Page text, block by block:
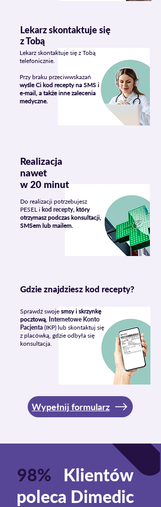
Lekarz skontaktuje się
z Tobą
Lekarz skontaktuje się z Tobą
telefonicznie.
Przy braku przeciwwskazań
wyśle Ci kod recepty na SMS i
e-mail, a także inne zalecenia
medyczne.
Do realizacji potrzebujesz
PESEL i kod recepty, który
otrzymasz podczas konsultacji,
SMSem lub mailem.
Realizacja
nawet
w 20 minut
Sprawdź swoje smsy i skrzynkę
pocztową, Internetowe Konto
Pacjenta (IKP) lub skontaktuj się
z placówką, gdzie odbyła się
konsultacja.
Gdzie znajdziesz kod recepty?
Wypełnij formularz
98%
Klientów
poleca Dimedic